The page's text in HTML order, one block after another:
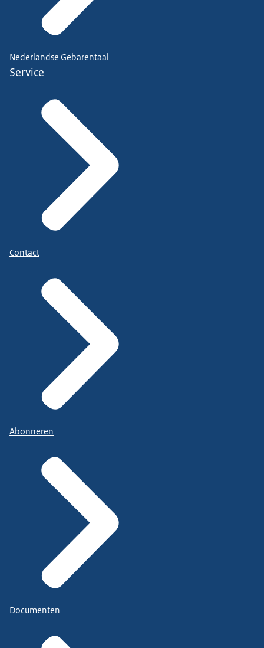
Nederlandse Gebarentaal
Service
Contact
Abonneren
Documenten